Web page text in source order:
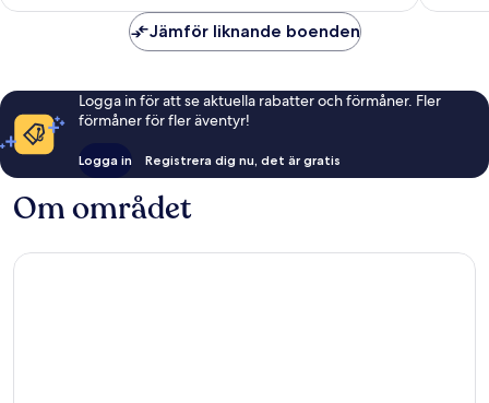
Jämför liknande boenden
Logga in för att se aktuella rabatter och förmåner. Fler
förmåner för fler äventyr!
Logga in Registrera dig nu, det är gratis
Om området